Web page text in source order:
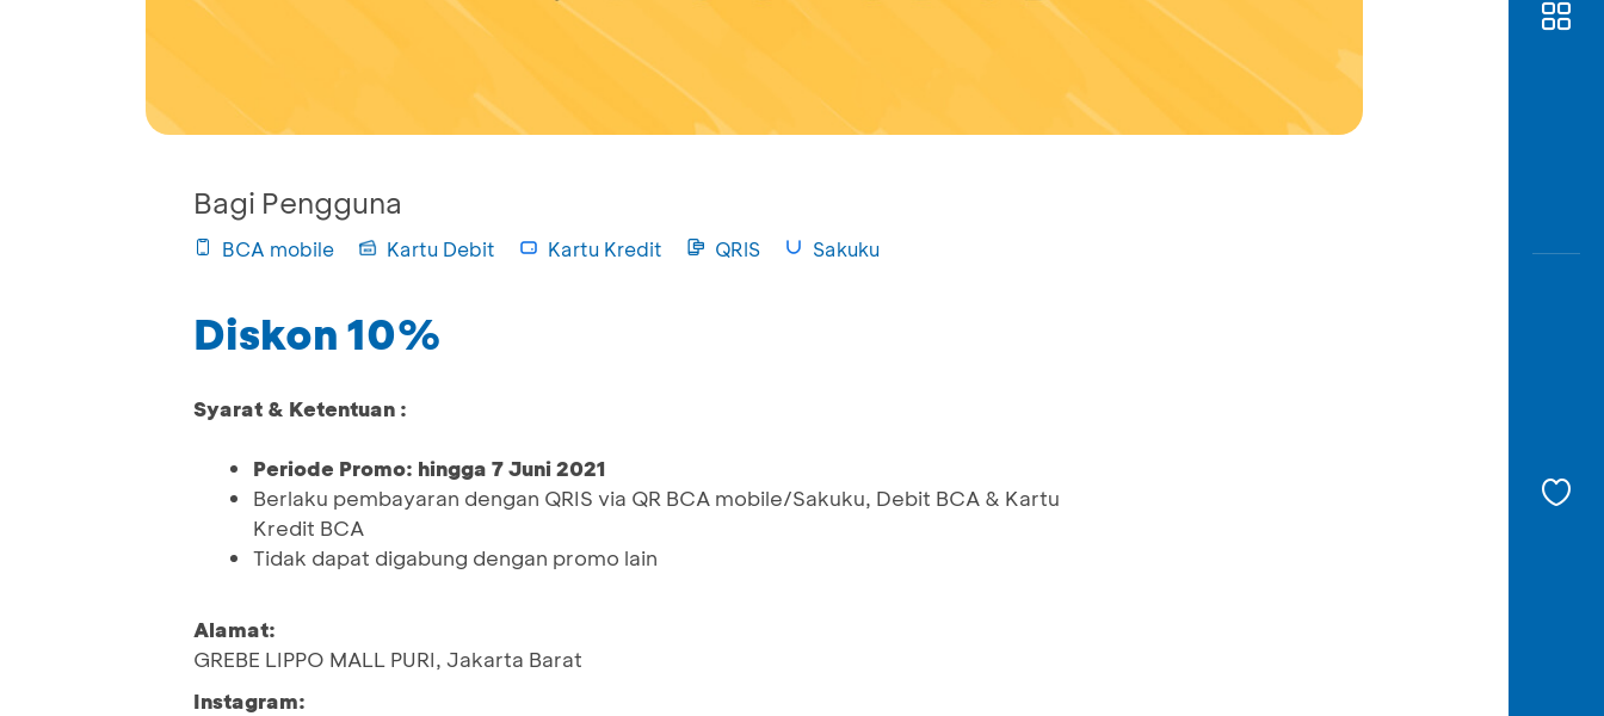
Bagi Pengguna
BCA mobile Kartu Debit Kartu Kredit QRIS Sakuku
Diskon 10%
Syarat & Ketentuan :
Periode Promo: hingga 7 Juni 2021
Berlaku pembayaran dengan QRIS via QR BCA mobile/Sakuku, Debit BCA & Kartu
Kredit BCA
Tidak dapat digabung dengan promo lain
Alamat:
GREBE LIPPO MALL PURI, Jakarta Barat
Instagram: